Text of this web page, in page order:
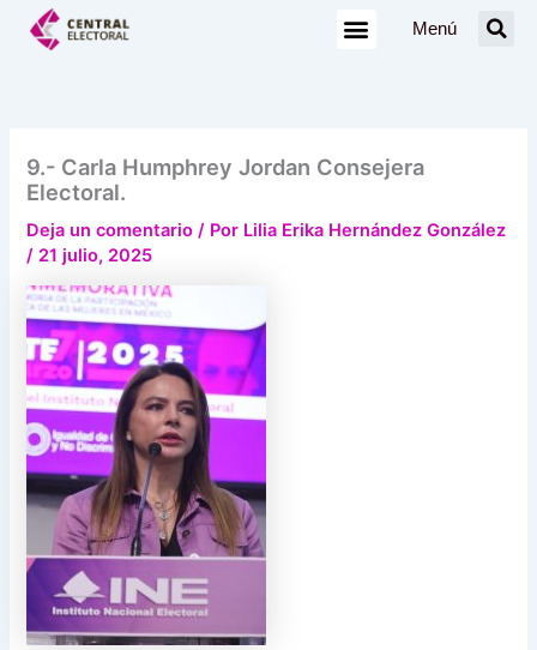
Menú
9.- Carla Humphrey Jordan Consejera
Electoral.
Deja un comentario / Por Lilia Erika Hernández González
/ 21 julio, 2025